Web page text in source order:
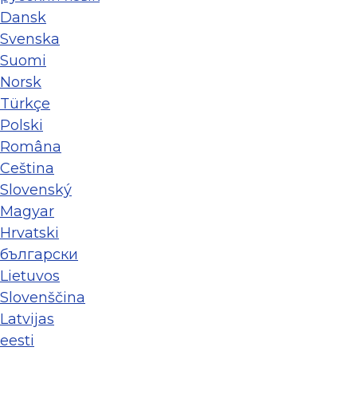
Dansk
Svenska
Suomi
Norsk
Türkçe
Polski
Româna
Ceština
Slovenský
Magyar
Hrvatski
български
Lietuvos
Slovenščina
Latvijas
eesti